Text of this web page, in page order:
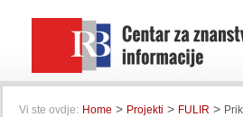
Vi ste ovdje: Home > Projekti > FULIR >